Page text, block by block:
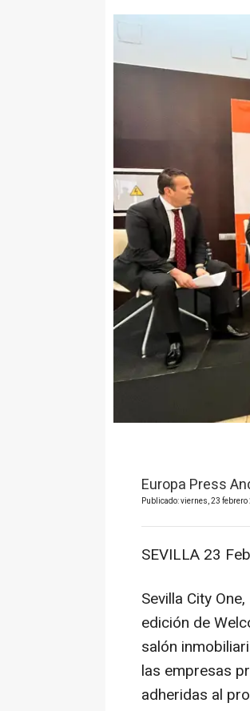
Europa Press
Publicado: viernes, 23
SEVILLA 23
Sevilla City
edición de
salón
las empresas
adheridas al